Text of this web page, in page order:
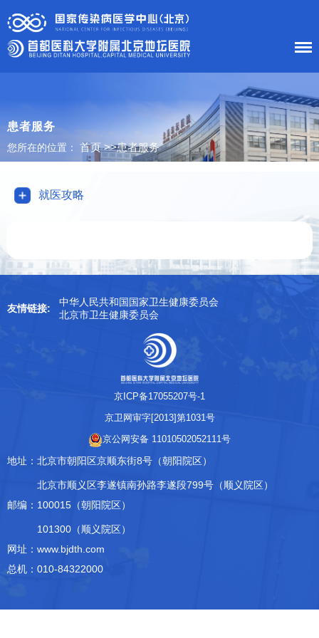
患者服务
科室导航
新闻中心
中文版
EN
患者服务
您所在的位置： 首页>>患者服务
就医攻略
友情链接:
中华人民共和国国家卫生健康委员会
北京市卫生健康委员会
京ICP备17055207号-1
京卫网审字[2013]第1031号
京公网安备 11010502052111号
地址： 北京市朝阳区京顺东街8号（朝阳院区）
北京市顺义区李遂镇南孙路李遂段799号（顺义院区）
邮编： 100015（朝阳院区）
101300（顺义院区）
网址：www.bjdth.com
总机：010-84322000